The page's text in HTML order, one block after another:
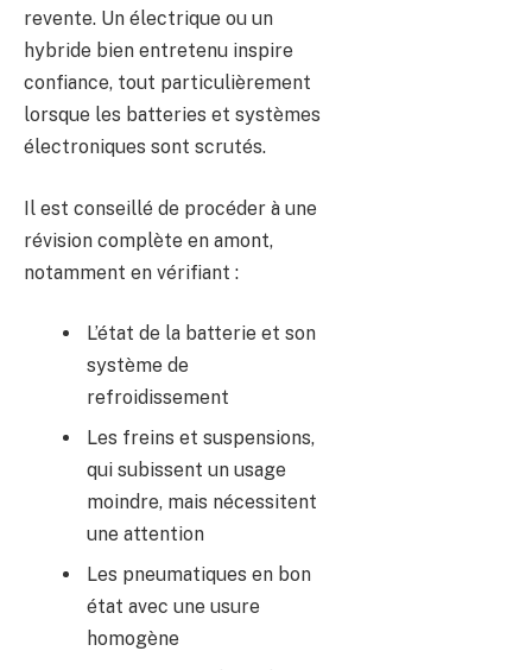
revente. Un électrique ou un
hybride bien entretenu inspire
confiance, tout particulièrement
lorsque les batteries et systèmes
électroniques sont scrutés.
Il est conseillé de procéder à une
révision complète en amont,
notamment en vérifiant :
L’état de la batterie et son
système de
refroidissement
Les freins et suspensions,
qui subissent un usage
moindre, mais nécessitent
une attention
Les pneumatiques en bon
état avec une usure
homogène